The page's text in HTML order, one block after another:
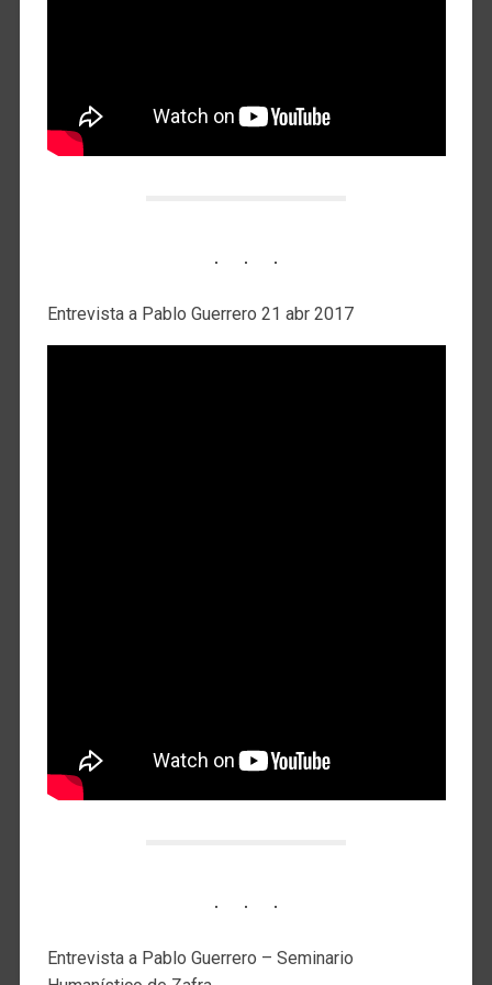
Entrevista a Pablo Guerrero 21 abr 2017
Entrevista a Pablo Guerrero – Seminario